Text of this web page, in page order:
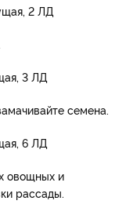
2 ЛД
3 ЛД
семена.
6 ЛД
овощных и
рассады.